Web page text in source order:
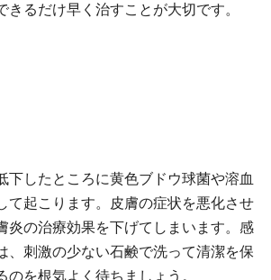
きるだけ早く治すことが大切です。
下したところに黄色ブドウ球菌や溶血
て起こります。皮膚の症状を悪化させ
炎の治療効果を下げてしまいます。感
、刺激の少ない石鹸で洗って清潔を保
のを根気よく待ちましょう。